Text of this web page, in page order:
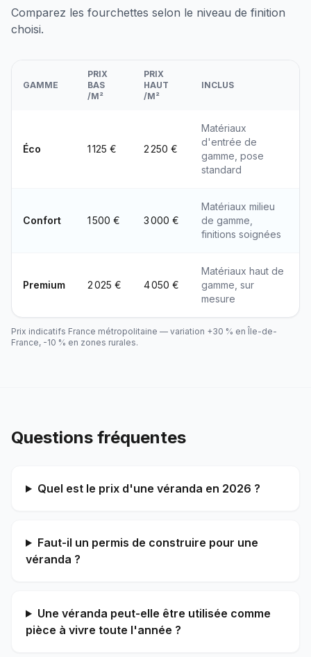
Comparez les fourchettes selon le niveau de finition
choisi.
GAMME
PRIX
BAS
/M²
PRIX
HAUT
/M²
INCLUS
Éco 1 125 € 2 250 €
Matériaux
d'entrée de
gamme, pose
standard
Confort 1 500 € 3 000 €
Matériaux milieu
de gamme,
finitions soignées
Premium 2 025 € 4 050 €
Matériaux haut de
gamme, sur
mesure
Prix indicatifs France métropolitaine — variation +30 % en Île-de-
France, -10 % en zones rurales.
Questions fréquentes
Quel est le prix d'une véranda en 2026 ?
Faut-il un permis de construire pour une
véranda ?
Une véranda peut-elle être utilisée comme
pièce à vivre toute l'année ?